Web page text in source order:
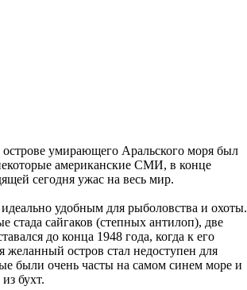
умирающего Аральского моря был
американские СМИ, в конце
сегодня ужас на весь мир.
удобным для рыболовства и охоты.
стада сайгаков (степных антилоп), две
до конца 1948 года, когда к его
остров стал недоступен для
были очень часты на самом синем море и
бухт.